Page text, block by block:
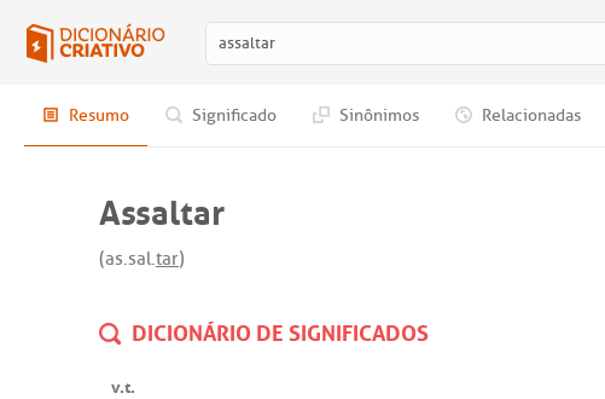
Resumo Significado Sinônimos Relacionadas
Assaltar
(as.sal.tar)
DICIONÁRIO DE SIGNIFICADOS
v.t.